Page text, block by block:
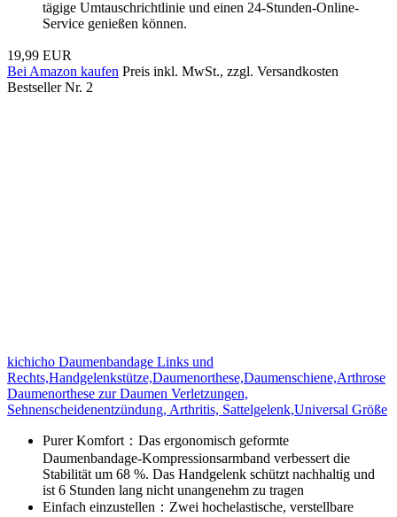
tägige Umtauschrichtlinie und einen 24-Stunden-Online-
Service genießen können.
19,99 EUR
Bei Amazon kaufen Preis inkl. MwSt., zzgl. Versandkosten
Bestseller Nr. 2
kichicho Daumenbandage Links und
Rechts,Handgelenkstütze,Daumenorthese,Daumenschiene,Arthrose
Daumenorthese zur Daumen Verletzungen,
Sehnenscheidenentzündung, Arthritis, Sattelgelenk,Universal Größe
Purer Komfort：Das ergonomisch geformte
Daumenbandage-Kompressionsarmband verbessert die
Stabilität um 68 %. Das Handgelenk schützt nachhaltig und
ist 6 Stunden lang nicht unangenehm zu tragen
Einfach einzustellen：Zwei hochelastische, verstellbare